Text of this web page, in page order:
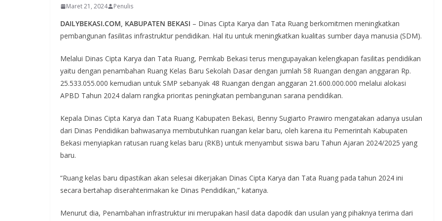
Maret 21, 2024 Penulis
DAILYBEKASI.COM, KABUPATEN BEKASI – Dinas Cipta Karya dan Tata Ruang berkomitmen meningkatkan
pembangunan fasilitas infrastruktur pendidikan. Hal itu untuk meningkatkan kualitas sumber daya manusia (SDM).
Melalui Dinas Cipta Karya dan Tata Ruang, Pemkab Bekasi terus mengupayakan kelengkapan fasilitas pendidikan
yaitu dengan penambahan Ruang Kelas Baru Sekolah Dasar dengan jumlah 58 Ruangan dengan anggaran Rp.
25.533.055.000 kemudian untuk SMP sebanyak 48 Ruangan dengan anggaran 21.600.000.000 melalui alokasi
APBD Tahun 2024 dalam rangka prioritas peningkatan pembangunan sarana pendidikan.
Kepala Dinas Cipta Karya dan Tata Ruang Kabupaten Bekasi, Benny Sugiarto Prawiro mengatakan adanya usulan
dari Dinas Pendidikan bahwasanya membutuhkan ruangan kelar baru, oleh karena itu Pemerintah Kabupaten
Bekasi menyiapkan ratusan ruang kelas baru (RKB) untuk menyambut siswa baru Tahun Ajaran 2024/2025 yang
baru.
“Ruang kelas baru dipastikan akan selesai dikerjakan Dinas Cipta Karya dan Tata Ruang pada tahun 2024 ini
secara bertahap diserahterimakan ke Dinas Pendidikan,” katanya.
Menurut dia, Penambahan infrastruktur ini merupakan hasil data dapodik dan usulan yang pihaknya terima dari